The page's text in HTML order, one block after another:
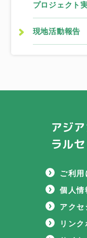
プロジェクト
現地活動報告
アジ
ラル
ご利用
個人情
アクセ
リン